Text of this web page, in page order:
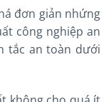
đơn giản nhứng
công nghiệp an
tắc an toàn dưới